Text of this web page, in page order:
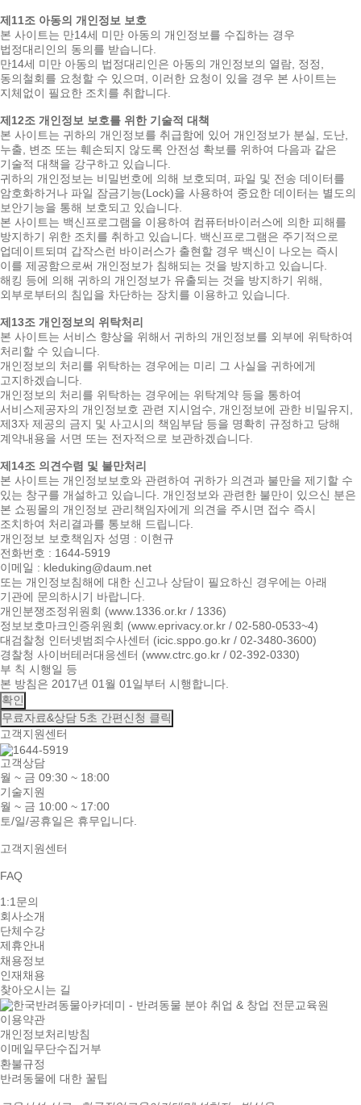
제11조 아동의 개인정보 보호
본 사이트는 만14세 미만 아동의 개인정보를 수집하는 경우
법정대리인의 동의를 받습니다.
만14세 미만 아동의 법정대리인은 아동의 개인정보의 열람, 정정,
동의철회를 요청할 수 있으며, 이러한 요청이 있을 경우 본 사이트는
지체없이 필요한 조치를 취합니다.
제12조 개인정보 보호를 위한 기술적 대책
본 사이트는 귀하의 개인정보를 취급함에 있어 개인정보가 분실, 도난,
누출, 변조 또는 훼손되지 않도록 안전성 확보를 위하여 다음과 같은
기술적 대책을 강구하고 있습니다.
귀하의 개인정보는 비밀번호에 의해 보호되며, 파일 및 전송 데이터를
암호화하거나 파일 잠금기능(Lock)을 사용하여 중요한 데이터는 별도의
보안기능을 통해 보호되고 있습니다.
본 사이트는 백신프로그램을 이용하여 컴퓨터바이러스에 의한 피해를
방지하기 위한 조치를 취하고 있습니다. 백신프로그램은 주기적으로
업데이트되며 갑작스런 바이러스가 출현할 경우 백신이 나오는 즉시
이를 제공함으로써 개인정보가 침해되는 것을 방지하고 있습니다.
해킹 등에 의해 귀하의 개인정보가 유출되는 것을 방지하기 위해,
외부로부터의 침입을 차단하는 장치를 이용하고 있습니다.
제13조 개인정보의 위탁처리
본 사이트는 서비스 향상을 위해서 귀하의 개인정보를 외부에 위탁하여
처리할 수 있습니다.
개인정보의 처리를 위탁하는 경우에는 미리 그 사실을 귀하에게
고지하겠습니다.
개인정보의 처리를 위탁하는 경우에는 위탁계약 등을 통하여
서비스제공자의 개인정보호 관련 지시엄수, 개인정보에 관한 비밀유지,
제3자 제공의 금지 및 사고시의 책임부담 등을 명확히 규정하고 당해
계약내용을 서면 또는 전자적으로 보관하겠습니다.
제14조 의견수렴 및 불만처리
본 사이트는 개인정보보호와 관련하여 귀하가 의견과 불만을 제기할 수
있는 창구를 개설하고 있습니다. 개인정보와 관련한 불만이 있으신 분은
본 쇼핑몰의 개인정보 관리책임자에게 의견을 주시면 접수 즉시
조치하여 처리결과를 통보해 드립니다.
개인정보 보호책임자 성명 : 이현규
전화번호 : 1644-5919
이메일 : kleduking@daum.net
또는 개인정보침해에 대한 신고나 상담이 필요하신 경우에는 아래
기관에 문의하시기 바랍니다.
개인분쟁조정위원회 (www.1336.or.kr / 1336)
정보보호마크인증위원회 (www.eprivacy.or.kr / 02-580-0533~4)
대검찰청 인터넷범죄수사센터 (icic.sppo.go.kr / 02-3480-3600)
경찰청 사이버테러대응센터 (www.ctrc.go.kr / 02-392-0330)
부 칙 시행일 등
본 방침은 2017년 01월 01일부터 시행합니다.
확인
무료자료&상담 5초 간편신청 클릭
고객지원센터
고객상담
월 ~ 금 09:30 ~ 18:00
기술지원
월 ~ 금 10:00 ~ 17:00
토/일/공휴일은 휴무입니다.
고객지원센터
FAQ
1:1문의
회사소개
단체수강
제휴안내
채용정보
인재채용
찾아오시는 길
이용약관
개인정보처리방침
이메일무단수집거부
환불규정
반려동물에 대한 꿀팁